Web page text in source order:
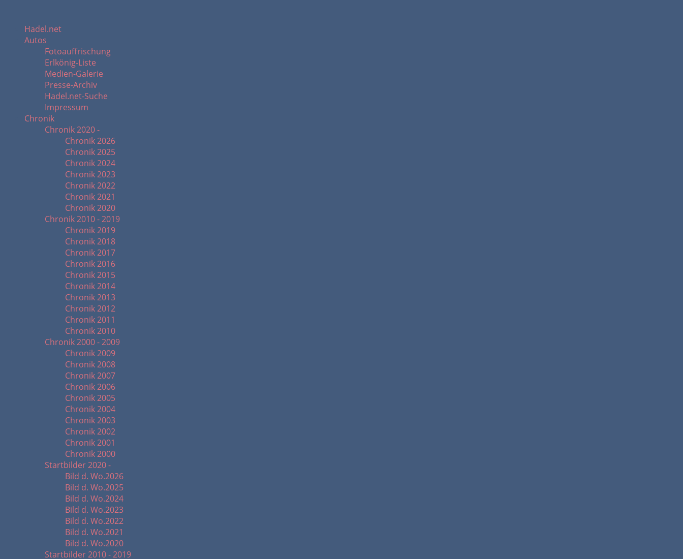
Hadel.net
Autos
Fotoauffrischung
Erlkönig-Liste
Medien-Galerie
Presse-Archiv
Hadel.net-Suche
Impressum
Chronik
Chronik 2020 -
Chronik 2026
Chronik 2025
Chronik 2024
Chronik 2023
Chronik 2022
Chronik 2021
Chronik 2020
Chronik 2010 - 2019
Chronik 2019
Chronik 2018
Chronik 2017
Chronik 2016
Chronik 2015
Chronik 2014
Chronik 2013
Chronik 2012
Chronik 2011
Chronik 2010
Chronik 2000 - 2009
Chronik 2009
Chronik 2008
Chronik 2007
Chronik 2006
Chronik 2005
Chronik 2004
Chronik 2003
Chronik 2002
Chronik 2001
Chronik 2000
Startbilder 2020 -
Bild d. Wo.2026
Bild d. Wo.2025
Bild d. Wo.2024
Bild d. Wo.2023
Bild d. Wo.2022
Bild d. Wo.2021
Bild d. Wo.2020
Startbilder 2010 - 2019